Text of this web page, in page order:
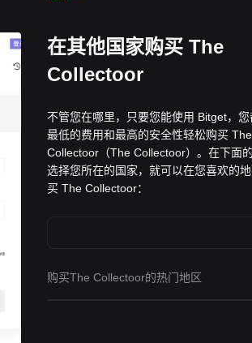
在其他国家购买 The
Collectoor
不管您在哪里，只要您能使用 Bitget，您
最低的费用和最高的安全性轻松购买 The
Collectoor（The Collectoor）。在下面
选择您所在的国家，就可以在您喜欢的
买 The Collectoor：
购买The Collectoor的热门地区